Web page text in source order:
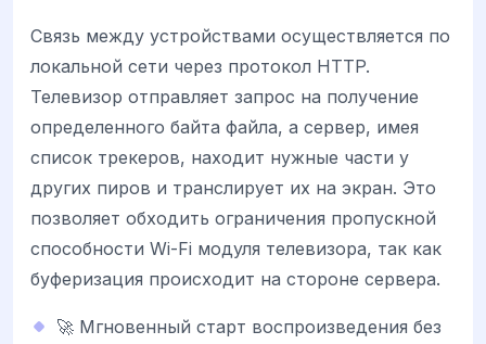
Связь между устройствами осуществляется по
локальной сети через протокол HTTP.
Телевизор отправляет запрос на получение
определенного байта файла, а сервер, имея
список трекеров, находит нужные части у
других пиров и транслирует их на экран. Это
позволяет обходить ограничения пропускной
способности Wi-Fi модуля телевизора, так как
буферизация происходит на стороне сервера.
🚀 Мгновенный старт воспроизведения без